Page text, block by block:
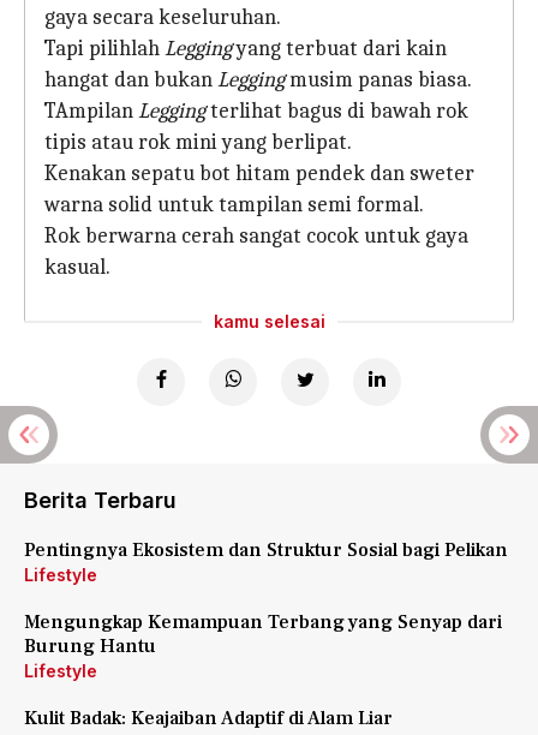
gaya secara keseluruhan.
Tapi pilihlahLeggingyang terbuat dari kain
hangat dan bukanLeggingmusim panas biasa.
TAmpilanLeggingterlihat bagus di bawah rok
tipis atau rok mini yang berlipat.
Kenakan sepatu bot hitam pendek dan sweter
warna solid untuk tampilan semi formal.
Rok berwarna cerah sangat cocok untuk gaya
kasual.
kamu selesai
Berita Terbaru
Pentingnya Ekosistem dan Struktur Sosial bagi Pelikan
Lifestyle
Mengungkap Kemampuan Terbang yang Senyap dari
Burung Hantu
Lifestyle
Kulit Badak: Keajaiban Adaptif di Alam Liar